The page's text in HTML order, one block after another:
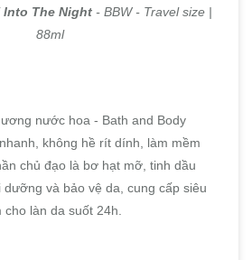
Into The Night - BBW - Travel size |
88ml
nước hoa - Bath and Body
không hề rít dính, làm mềm
chủ đạo là bơ hạt mỡ, tinh dầu
dưỡng và bảo vệ da, cung cấp siêu
làn da suốt 24h.